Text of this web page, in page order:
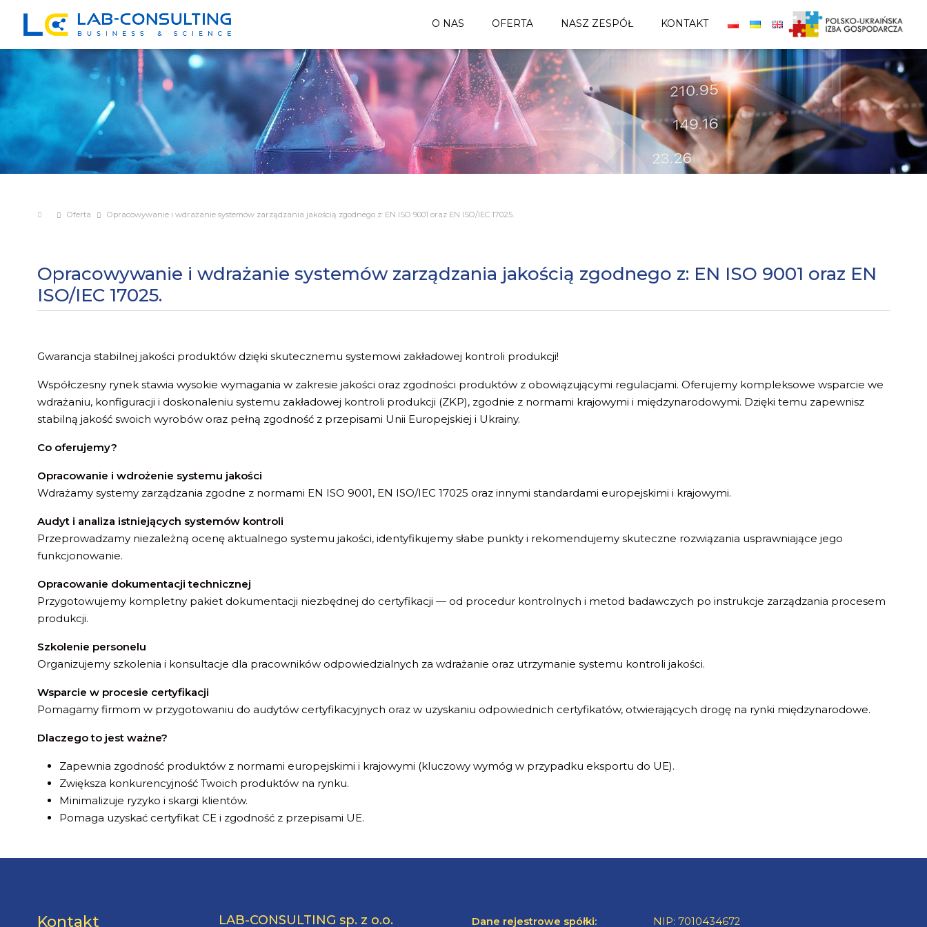
O NAS OFERTA NASZ ZESPÓŁ KONTAKT
Oferta Opracowywanie i wdrażanie systemów zarządzania jakością zgodnego z: EN ISO 9001 oraz EN ISO/IEC 17025.
Opracowywanie i wdrażanie systemów zarządzania jakością zgodnego z: EN ISO 9001 oraz EN
ISO/IEC 17025.
Gwarancja stabilnej jakości produktów dzięki skutecznemu systemowi zakładowej kontroli produkcji!
Współczesny rynek stawia wysokie wymagania w zakresie jakości oraz zgodności produktów z obowiązującymi regulacjami. Oferujemy kompleksowe wsparcie we
wdrażaniu, konfiguracji i doskonaleniu systemu zakładowej kontroli produkcji (ZKP), zgodnie z normami krajowymi i międzynarodowymi. Dzięki temu zapewnisz
stabilną jakość swoich wyrobów oraz pełną zgodność z przepisami Unii Europejskiej i Ukrainy.
Co oferujemy?
Opracowanie i wdrożenie systemu jakości
Wdrażamy systemy zarządzania zgodne z normami EN ISO 9001, EN ISO/IEC 17025 oraz innymi standardami europejskimi i krajowymi.
Audyt i analiza istniejących systemów kontroli
Przeprowadzamy niezależną ocenę aktualnego systemu jakości, identyfikujemy słabe punkty i rekomendujemy skuteczne rozwiązania usprawniające jego
funkcjonowanie.
Opracowanie dokumentacji technicznej
Przygotowujemy kompletny pakiet dokumentacji niezbędnej do certyfikacji — od procedur kontrolnych i metod badawczych po instrukcje zarządzania procesem
produkcji.
Szkolenie personelu
Organizujemy szkolenia i konsultacje dla pracowników odpowiedzialnych za wdrażanie oraz utrzymanie systemu kontroli jakości.
Wsparcie w procesie certyfikacji
Pomagamy firmom w przygotowaniu do audytów certyfikacyjnych oraz w uzyskaniu odpowiednich certyfikatów, otwierających drogę na rynki międzynarodowe.
Dlaczego to jest ważne?
Zapewnia zgodność produktów z normami europejskimi i krajowymi (kluczowy wymóg w przypadku eksportu do UE).
Zwiększa konkurencyjność Twoich produktów na rynku.
Minimalizuje ryzyko i skargi klientów.
Pomaga uzyskać certyfikat CE i zgodność z przepisami UE.
Kontakt LAB-CONSULTING sp. z o.o. Dane rejestrowe spółki: NIP: 7010434672